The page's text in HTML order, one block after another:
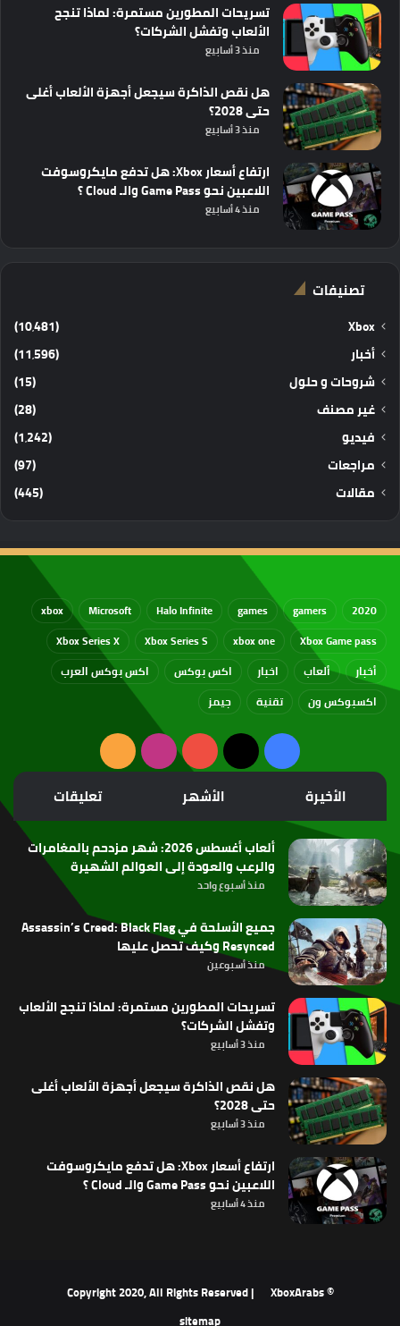
تسريحات المطورين مستمرة: لماذا تنجح
الألعاب وتفشل الشركات؟
منذ 3 أسابيع
هل نقص الذاكرة سيجعل أجهزة الألعاب أغلى
حتى 2028؟
منذ 3 أسابيع
ارتفاع أسعار Xbox: هل تدفع مايكروسوفت
اللاعبين نحو Game Pass والـ Cloud ؟
منذ 4 أسابيع
تصنيفات
Xbox
(10٬481)
أخبار
(11٬596)
شروحات و حلول
(15)
غير مصنف
(28)
فيديو
(1٬242)
مراجعات
(97)
مقالات
(445)
2020
gamers
games
Halo Infinite
Microsoft
xbox
Xbox Game pass
xbox one
Xbox Series S
Xbox Series X
أخبار
ألعاب اخبار اكس بوكس
اكس بوكس العرب
اكسبوكس ون
تقنية جيمز
فيسبوك
‫X
‫YouTubeانستقرامملخص
الموقع
RSS
الأخيرة الأشهر تعليقات
ألعاب أغسطس 2026: شهر مزدحم بالمغامرات
والرعب والعودة إلى العوالم الشهيرة
منذ أسبوع واحد
جميع الأسلحة في Assassin’s Creed: Black Flag
Resynced وكيف تحصل عليها
منذ أسبوعين
تسريحات المطورين مستمرة: لماذا تنجح الألعاب
وتفشل الشركات؟
منذ 3 أسابيع
هل نقص الذاكرة سيجعل أجهزة الألعاب أغلى
حتى 2028؟
منذ 3 أسابيع
ارتفاع أسعار Xbox: هل تدفع مايكروسوفت
اللاعبين نحو Game Pass والـ Cloud ؟
منذ 4 أسابيع
© Copyright 2020, All Rights Reserved |
XboxArabs
sitemap